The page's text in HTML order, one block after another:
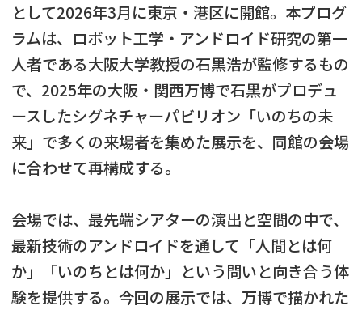
として2026年3月に東京・港区に開館。本プログ
ラムは、ロボット工学・アンドロイド研究の第一
人者である大阪大学教授の石黒浩が監修するもの
で、2025年の大阪・関西万博で石黒がプロデュ
ースしたシグネチャーパビリオン「いのちの未
来」で多くの来場者を集めた展示を、同館の会場
に合わせて再構成する。
会場では、最先端シアターの演出と空間の中で、
最新技術のアンドロイドを通して「人間とは何
か」「いのちとは何か」という問いと向き合う体
験を提供する。今回の展示では、万博で描かれた